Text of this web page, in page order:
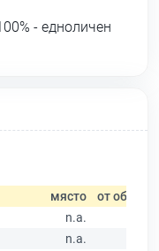
- едноличен
място от общо
n.a.
n.a.